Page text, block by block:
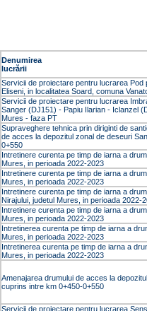
Denumirea
lucrării
Servicii de proiectare pentru lucrarea
Eliseni, in localitatea Soard, comuna
Servicii de proiectare pentru lucrarea
Sanger (DJ151) - Papiu Ilarian - Iclanzel
Mures - faza PT
Supraveghere tehnica prin diriginti de
de acces la depozitul zonal de deseuri
0+550
Intretinere curenta pe timp de iarna a
Mures, in perioada 2022-2023
Intretinere curenta pe timp de iarna a
Mures, in perioada 2022-2023
Intretinere curenta pe timp de iarna a
Nirajului, judetul Mures, in perioada 2022-
Intretinere curenta pe timp de iarna a
Mures, in perioada 2022-2023
Intretinerea curenta pe timp de iarna a
Mures, in perioada 2022-2023
Intretinerea curenta pe timp de iarna a
Mures, in perioada 2022-2023
Amenajarea drumului de acces la
cuprins intre km 0+450-0+550
Servicii de proiectare pentru lucrarea